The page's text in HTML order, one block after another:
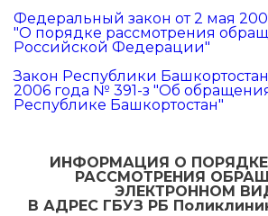
Федеральный закон от 2 мая
"О порядке рассмотрения
Российской Федерации"
Закон Республики Башкортостан
2006 года № 391-з "Об
Республике Башкортостан"
ИНФОРМАЦИЯ О
РАССМОТРЕНИЯ
ЭЛЕКТРОННОМ
В АДРЕС ГБУЗ РБ